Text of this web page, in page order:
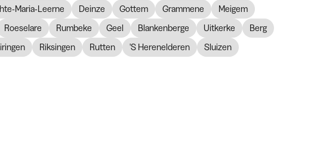
Maria-Leerne Deinze Gottem Grammene
Meigem
Roeselare Rumbeke Geel Blankenberge Uitkerke
Berg
Riksingen Rutten 'S Herenelderen
Sluizen